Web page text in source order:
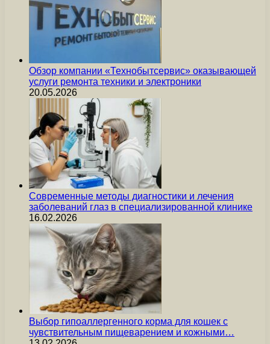
Обзор компании «Технобытсервис» оказывающей
услуги ремонта техники и электроники
20.05.2026
Современные методы диагностики и лечения
заболеваний глаз в специализированной клинике
16.02.2026
Выбор гипоаллергенного корма для кошек с
чувствительным пищеварением и кожными…